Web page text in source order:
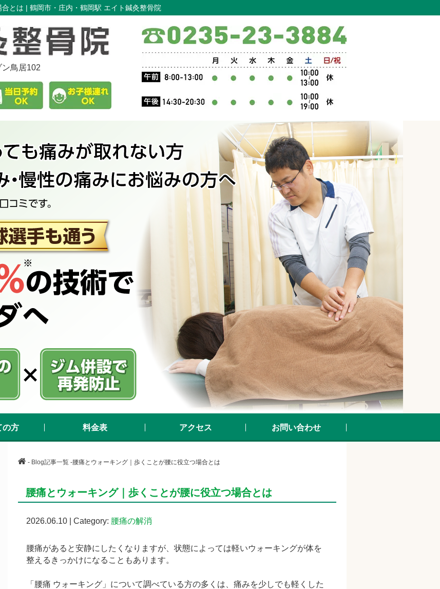
合とは | 鶴岡市・庄内・鶴岡駅 エイト鍼灸整骨院
鳥居102
の方 料金表 アクセス お問い合わせ
- Blog記事一覧 -腰痛とウォーキング｜歩くことが腰に役立つ場合とは
腰痛とウォーキング｜歩くことが腰に役立つ場合とは
2026.06.10 | Category: 腰痛の解消
腰痛があると安静にしたくなりますが、状態によっては軽いウォーキングが体を
整えるきっかけになることもあります。
「腰痛 ウォーキング」について調べている方の多くは、痛みを少しでも軽くした